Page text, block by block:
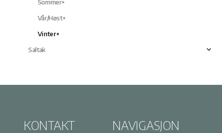
Sommer+
Vår/Høst+
Vinter+
Saltak
KONTAKT NAVIGASJON